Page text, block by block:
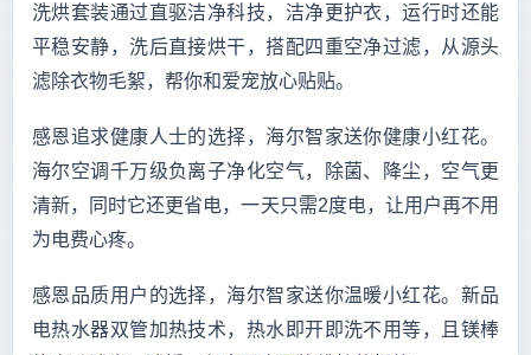
洗烘套装通过直驱洁净科技，洁净更护衣，运行时还能
平稳安静，洗后直接烘干，搭配四重空净过滤，从源头
滤除衣物毛絮，帮你和爱宠放心贴贴。
感恩追求健康人士的选择，海尔智家送你健康小红花。
海尔空调千万级负离子净化空气，除菌、降尘，空气更
清新，同时它还更省电，一天只需2度电，让用户再不用
为电费心疼。
感恩品质用户的选择，海尔智家送你温暖小红花。新品
电热水器双管加热技术，热水即开即洗不用等，且镁棒